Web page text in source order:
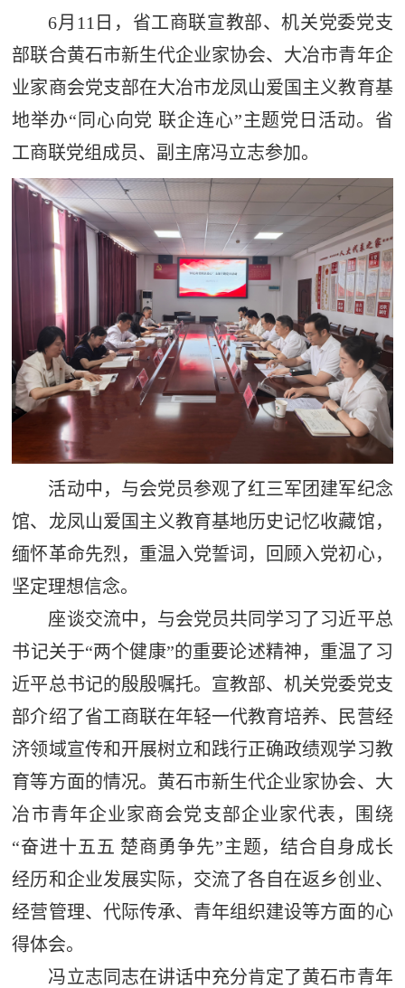
6月11日，省工商联宣教部、机关党委党支
部联合黄石市新生代企业家协会、大冶市青年企
业家商会党支部在大冶市龙凤山爱国主义教育基
地举办“同心向党 联企连心”主题党日活动。省
工商联党组成员、副主席冯立志参加。
活动中，与会党员参观了红三军团建军纪念
馆、龙凤山爱国主义教育基地历史记忆收藏馆，
缅怀革命先烈，重温入党誓词，回顾入党初心，
坚定理想信念。
座谈交流中，与会党员共同学习了习近平总
书记关于“两个健康”的重要论述精神，重温了习
近平总书记的殷殷嘱托。宣教部、机关党委党支
部介绍了省工商联在年轻一代教育培养、民营经
济领域宣传和开展树立和践行正确政绩观学习教
育等方面的情况。黄石市新生代企业家协会、大
冶市青年企业家商会党支部企业家代表，围绕
“奋进十五五 楚商勇争先”主题，结合自身成长
经历和企业发展实际，交流了各自在返乡创业、
经营管理、代际传承、青年组织建设等方面的心
得体会。
冯立志同志在讲话中充分肯定了黄石市青年